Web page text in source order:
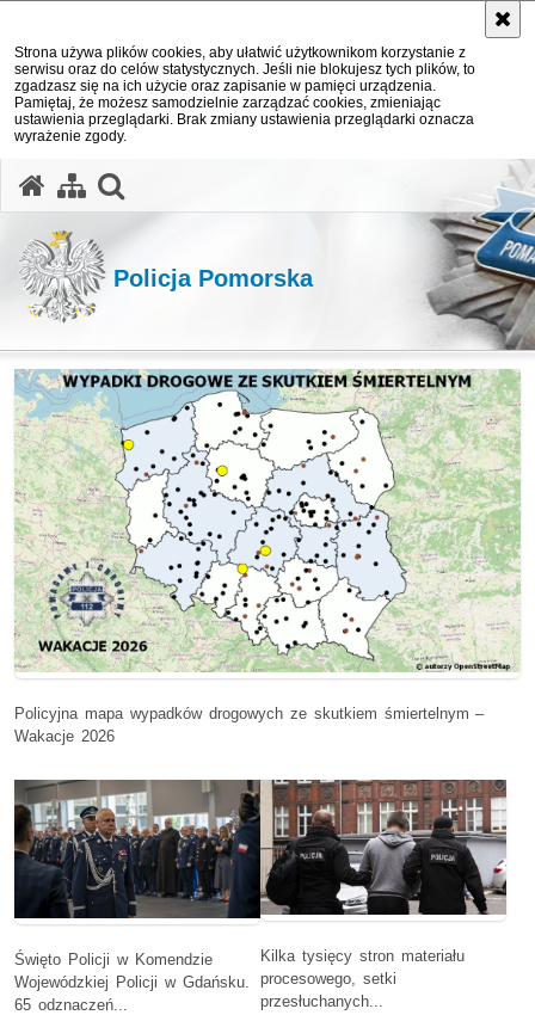
Strona używa plików cookies, aby ułatwić użytkownikom korzystanie z
serwisu oraz do celów statystycznych. Jeśli nie blokujesz tych plików, to
zgadzasz się na ich użycie oraz zapisanie w pamięci urządzenia.
Pamiętaj, że możesz samodzielnie zarządzać cookies, zmieniając
ustawienia przeglądarki. Brak zmiany ustawienia przeglądarki oznacza
wyrażenie zgody.
Policja Pomorska
Ważne informacje
Policyjna mapa wypadków drogowych ze skutkiem śmiertelnym –
Wakacje 2026
Święto Policji w Komendzie
Wojewódzkiej Policji w Gdańsku.
65 odznaczeń...
Kilka tysięcy stron materiału
procesowego, setki
przesłuchanych...